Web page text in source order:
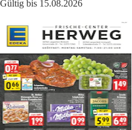
Gültig bis 15.08.2026